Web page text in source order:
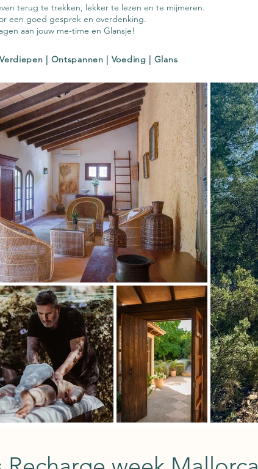
terug te trekken, lekker te lezen en te mijmeren.
een goed gesprek en overdenking.
aan jouw me-time en Glansje!
| Ontspannen | Voeding | Glans